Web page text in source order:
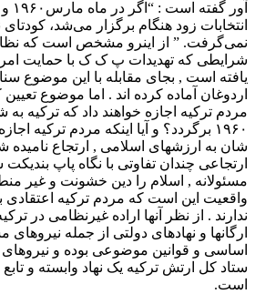
انتخابات زود هنگام برگزار می‌شد،
نمی‌گرفت. ” از اینرو مشخص است که
شرایطی که تهدیدات پ ک ک با حمایت
یافته است , بجای مقابله با این موضوع
اردوغان آماده کرده اند . اما موضوع
۱۹۶۰ برگردد؟ و آیا اینکه مردم ترکیه
شان به ارزشهای اسلامی , ارتجاع نامیده
ارتجاعی چندان تفاوتی با نگاه پاپ
مسئولانه , اسلام را دین خشونت و غیر
واقعیت این است که مردم ترکیه اعتقادی
ندارند . از نظر آنها اراده غیرنظامی در
ارگانها و نهادهای دولتی از جمله نیروهای
اساسی و قوانین موضوعی بوده و
ستاد کل ارتش ترکیه یک نهاد وابسته و
است.